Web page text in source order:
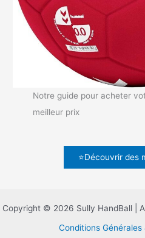
Notre guide pour acheter
meilleur prix
⭐Découvrir des
Copyright © 2026 Sully HandBall |
Conditions